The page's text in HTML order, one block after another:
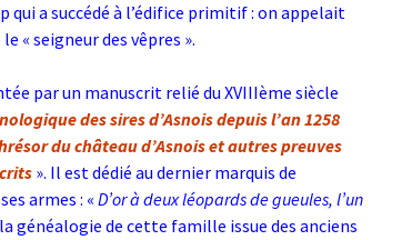
qui a succédé à l’édifice primitif : on appelait
« seigneur des vêpres ».
par un manuscrit relié du XVIIIème siècle
des sires d’Asnois depuis l’an 1258
du château d’Asnois et autres preuves
». Il est dédié au dernier marquis de
armes : « D’or à deux léopards de gueules, l’un
généalogie de cette famille issue des anciens